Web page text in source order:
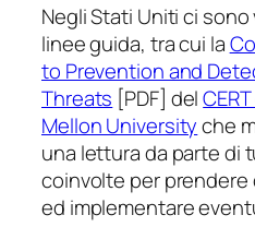
Negli Stati Uniti ci
linee guida, tra cui la
to Prevention and
Threats [PDF] del
Mellon Universityche
una lettura da parte di
coinvolte per prendere
ed implementare